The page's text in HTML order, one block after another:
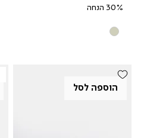
30% הנחה
הוספה לסל